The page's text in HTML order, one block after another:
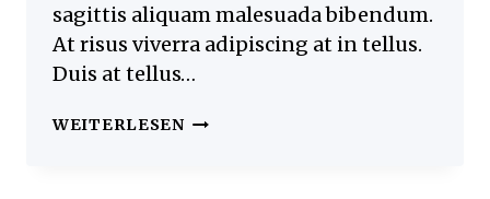
sagittis aliquam malesuada bibendum.
At risus viverra adipiscing at in tellus.
Duis at tellus…
WEITERLESENCROCHETING